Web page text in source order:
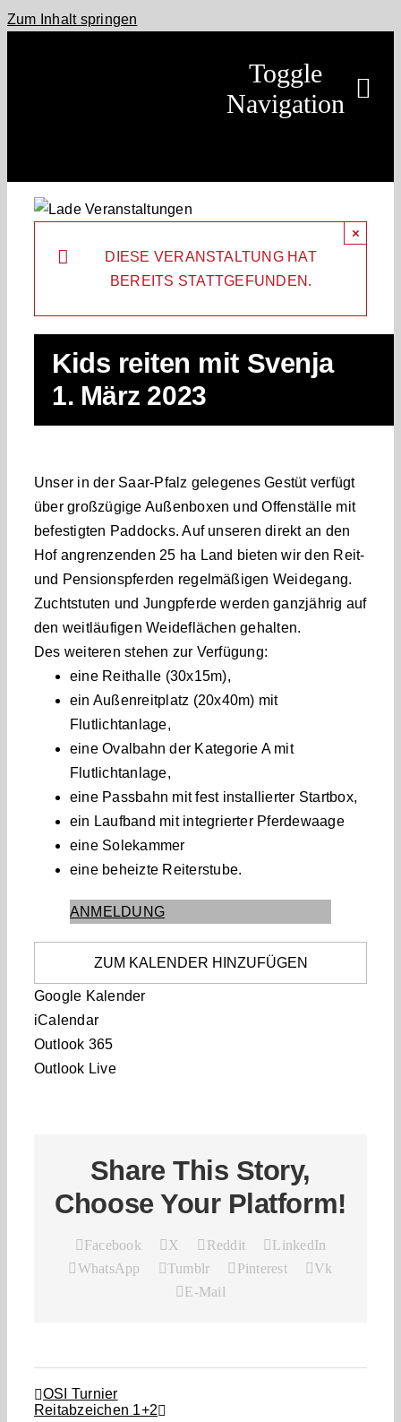
Zum Inhalt springen
Toggle
Navigation
Leistungen
Pferde
Termine
DIESE VERANSTALTUNG HAT
BEREITS STATTGEFUNDEN.
×
Kids reiten mit Svenja
1. März 2023
Unser in der Saar-Pfalz gelegenes Gestüt verfügt
über großzügige Außenboxen und Offenställe mit
befestigten Paddocks. Auf unseren direkt an den
Hof angrenzenden 25 ha Land bieten wir den Reit-
und Pensionspferden regelmäßigen Weidegang.
Zuchtstuten und Jungpferde werden ganzjährig auf
den weitläufigen Weideflächen gehalten.
Des weiteren stehen zur Verfügung:
eine Reithalle (30x15m),
ein Außenreitplatz (20x40m) mit
Flutlichtanlage,
eine Ovalbahn der Kategorie A mit
Flutlichtanlage,
eine Passbahn mit fest installierter Startbox,
ein Laufband mit integrierter Pferdewaage
eine Solekammer
eine beheizte Reiterstube.
ANMELDUNG
ZUM KALENDER HINZUFÜGEN
Google Kalender
iCalendar
Outlook 365
Outlook Live
Share This Story,
Choose Your Platform!
Facebook X Reddit
LinkedIn
WhatsApp
Tumblr Pinterest
Vk
E-Mail
OSI Turnier
Reitabzeichen 1+2